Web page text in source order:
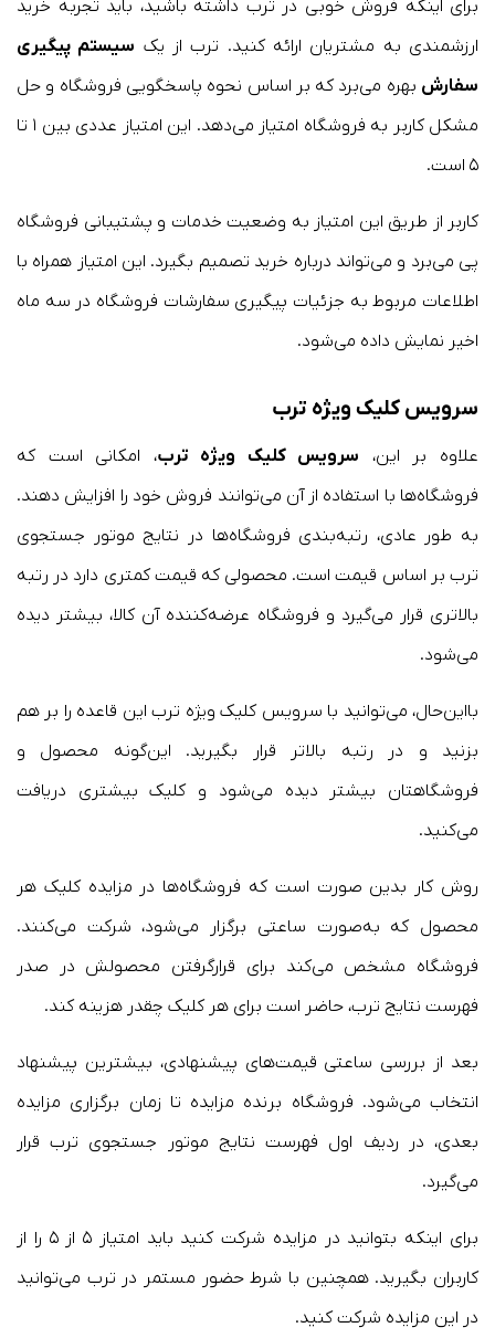
برای اینکه فروش خوبی در ترب داشته باشید، باید تجربه خرید
ارزشمندی به مشتریان ارائه کنید. ترب از یک سیستم پیگیری
سفارش بهره می‌برد که بر اساس نحوه پاسخگویی فروشگاه و حل
مشکل کاربر به فروشگاه امتیاز می‌دهد. این امتیاز عددی بین ۱ تا
۵ است.
کاربر از طریق این امتیاز به وضعیت خدمات و پشتیبانی فروشگاه
پی می‌برد و می‌تواند درباره خرید تصمیم بگیرد. این امتیاز همراه با
اطلاعات مربوط به جزئیات پیگیری سفارشات فروشگاه در سه ماه
اخیر نمایش داده می‌شود.
سرویس کلیک ویژه ترب
علاوه بر این، سرویس کلیک ویژه ترب، امکانی است که
فروشگاه‌ها با استفاده از آن می‌توانند فروش خود را افزایش دهند.
به طور عادی، رتبه‌بندی فروشگاه‌ها در نتایج موتور جستجوی
ترب بر اساس قیمت است. محصولی که قیمت کمتری دارد در رتبه
بالاتری قرار می‌گیرد و فروشگاه عرضه‌کننده آن کالا، بیشتر دیده
می‌شود.
بااین‌حال، می‌توانید با سرویس کلیک ویژه ترب این قاعده را بر هم
بزنید و در رتبه بالاتر قرار بگیرید. این‌گونه محصول و
فروشگاهتان بیشتر دیده می‌شود و کلیک بیشتری دریافت
می‌کنید.
روش کار بدین صورت است که فروشگاه‌ها در مزایده کلیک هر
محصول که به‌صورت ساعتی برگزار می‌شود، شرکت می‌کنند.
فروشگاه مشخص می‌کند برای قرارگرفتن محصولش در صدر
فهرست نتایج ترب، حاضر است برای هر کلیک چقدر هزینه کند.
بعد از بررسی ساعتی قیمت‌های پیشنهادی، بیشترین پیشنهاد
انتخاب می‌شود. فروشگاه برنده مزایده تا زمان برگزاری مزایده
بعدی، در ردیف اول فهرست نتایج موتور جستجوی ترب قرار
می‌گیرد.
برای اینکه بتوانید در مزایده شرکت کنید باید امتیاز ۵ از ۵ را از
کاربران بگیرید. همچنین با شرط حضور مستمر در ترب می‌توانید
در این مزایده شرکت کنید.